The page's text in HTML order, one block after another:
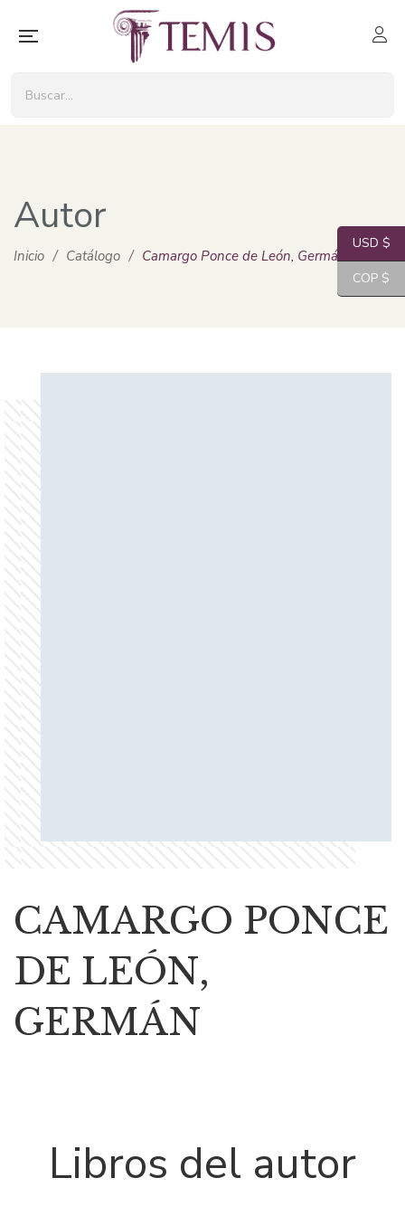
Autor
Inicio / Catálogo / Camargo Ponce de León, Germán
CAMARGO PONCE
DE LEÓN,
GERMÁN
Libros del autor
USD $
COP $